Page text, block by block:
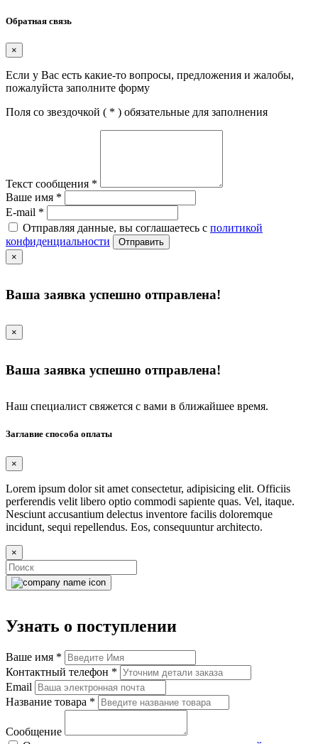
Обратная связь
×
Если у Вас есть какие-то вопросы, предложения и жалобы,
пожалуйста заполните форму
Поля со звездочкой ( * ) обязательные для заполнения
Текст сообщения *
Ваше имя *
E-mail *
Отправляя данные, вы соглашаетесь с политикой
конфиденциальности
Отправить
×
Ваша заявка успешно отправлена!
×
Ваша заявка успешно отправлена!
Наш специалист свяжется с вами в ближайшее время.
Заглавие способа оплаты
×
Lorem ipsum dolor sit amet consectetur, adipisicing elit. Officiis
perferendis velit libero optio commodi sapiente quas. Vel, itaque.
Nesciunt accusantium delectus inventore facilis doloremque
incidunt, sequi repellendus. Eos, consequuntur architecto.
×
Узнать о поступлении
Ваше имя *
Контактный телефон *
Email
Название товара *
Сообщение